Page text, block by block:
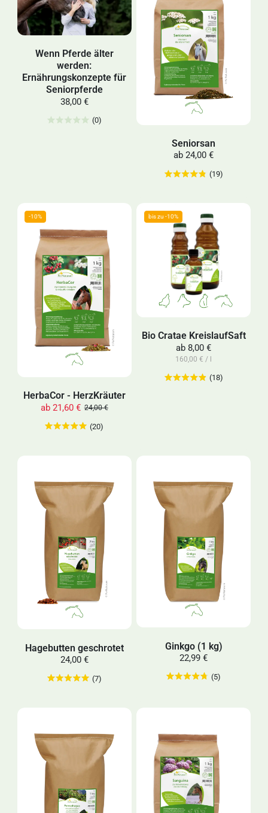
Wenn Pferde älter
werden:
Ernährungskonzepte für
Seniorpferde
38,00 €
(0)
Seniorsan
ab 24,00 €
(19)
HerbaCor - HerzKräuter
24,00 €
ab 21,60 €
(20)
Bio Cratae KreislaufSaft
ab 8,00 €
160,00 € / l
(18)
Hagebutten geschrotet
24,00 €
(7)
Ginkgo (1 kg)
22,99 €
(5)